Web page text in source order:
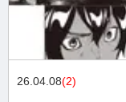
26.04.08(2)